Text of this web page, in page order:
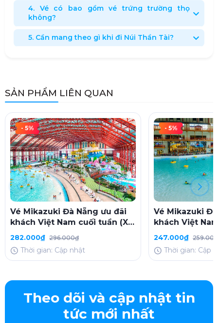
4. Vé có bao gồm vé trứng trường thọ
không?
5. Cần mang theo gì khi đi Núi Thần Tài?
SẢN PHẨM LIÊN QUAN
- 5%
Vé Mikazuki Đà Nẵng ưu đãi
khách Việt Nam cuối tuần (Xin
Chào 2026)
282.000₫ 296.000₫
Thời gian: Cập nhật
- 5%
Vé Mikazuki
khách Việt
(Xin Chào
247.000₫
Thời gian: Cập
Theo dõi và cập nhật tin
tức mới nhất